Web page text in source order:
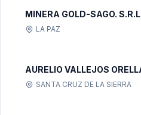
MINERA GOLD-SAGO.
LA PAZ
AURELIO VALLEJOS
SANTA CRUZ DE LA SIERRA